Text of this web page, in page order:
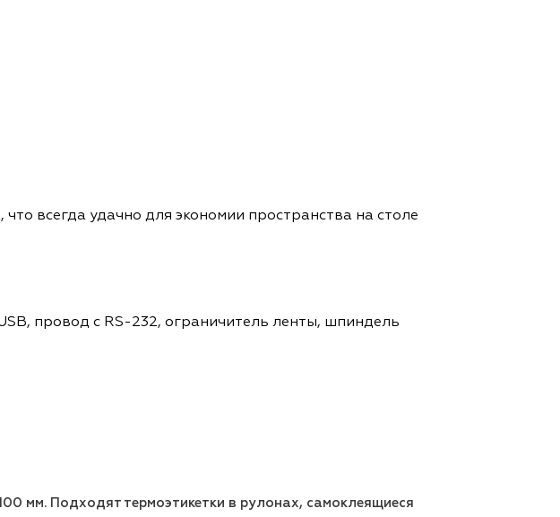
всегда удачно для экономии пространства на столе
провод с RS-232, ограничитель ленты, шпиндель
мм. Подходят термоэтикетки в рулонах, самоклеящиеся